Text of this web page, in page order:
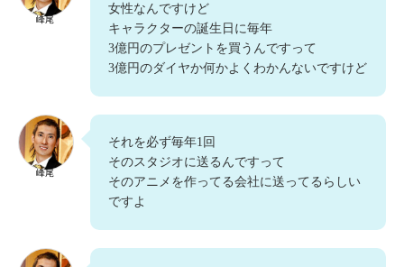
峰尾
女性なんですけど
キャラクターの誕生日に毎年
3億円のプレゼントを買うんですって
3億円のダイヤか何かよくわかんないですけど
峰尾
それを必ず毎年1回
そのスタジオに送るんですって
そのアニメを作ってる会社に送ってるらしい
ですよ